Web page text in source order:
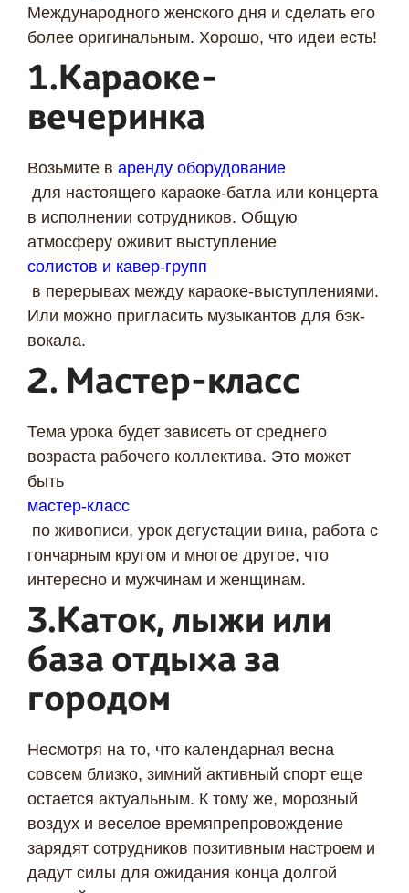
Международного женского дня и сделать его
более оригинальным. Хорошо, что идеи есть!
1.Караоке-
вечеринка
Возьмите в аренду оборудование
для настоящего караоке-батла или концерта
в исполнении сотрудников. Общую
атмосферу оживит выступление
солистов и кавер-групп
в перерывах между караоке-выступлениями.
Или можно пригласить музыкантов для бэк-
вокала.
2. Мастер-класс
Тема урока будет зависеть от среднего
возраста рабочего коллектива. Это может
быть
мастер-класс
по живописи, урок дегустации вина, работа с
гончарным кругом и многое другое, что
интересно и мужчинам и женщинам.
3.Каток, лыжи или
база отдыха за
городом
Несмотря на то, что календарная весна
совсем близко, зимний активный спорт еще
остается актуальным. К тому же, морозный
воздух и веселое времяпрепровождение
зарядят сотрудников позитивным настроем и
дадут силы для ожидания конца долгой
Я даю согласие ООО «Империя-Сочи» на обработку моих
обращения согласно Политике обработки персональных
данных
Согласию на обработку персональных данных